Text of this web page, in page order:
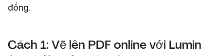
đồng.
Cách 1: Vẽ lên PDF online với Lumin